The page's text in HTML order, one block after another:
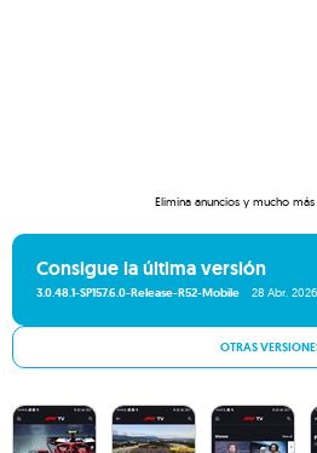
Elimina anuncios y mucho
Consigue la última versión
3.0.48.1-SP157.6.0-Release-R52-Mobile 28 Abr. 2026
OTRAS